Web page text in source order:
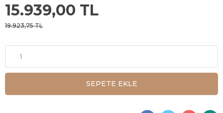
15.939,00 TL
19.923,75 TL
SEPETE EKLE